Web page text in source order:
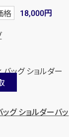
格 18,000円
ッグ ショルダーバッ